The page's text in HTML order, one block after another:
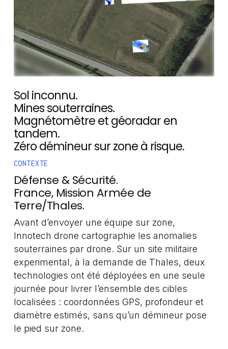
Sol inconnu.
Mines souterraines.
Magnétomètre et géoradar en
tandem.
Zéro démineur sur zone à risque.
CONTEXTE
Défense & Sécurité.
France, Mission Armée de
Terre/Thales.
Avant d’envoyer une équipe sur zone,
Innotech drone cartographie les anomalies
souterraines par drone. Sur un site militaire
experimental, à la demande de Thales, deux
technologies ont été déployées en une seule
journée pour livrer l’ensemble des cibles
localisées : coordonnées GPS, profondeur et
diamètre estimés, sans qu’un démineur pose
le pied sur zone.